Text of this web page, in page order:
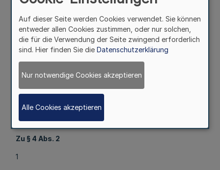
nicht in das Führungszeugnis aufgenommen werden, sind
gleichzustellen. Abweichend davon kann eine
Auszeichnung mit dem Verdienstorden erfolgen, wenn
wegen eines fahrlässigen Vergehens allein auf Geldstrafe
erkannt worden ist.
2.3
Die Ahndung einer Ordnungswidrigkeit steht einer
nicht entgegen.
Zu § 4 Abs. 2
1
Auf dieser Seite werden Cookies verwendet. Sie können
entweder allen Cookies zustimmen, oder nur solchen,
die für die Verwendung der Seite zwingend erforderlich
sind. Hier finden Sie die Datenschutzerklärung
Nur notwendige Cookies akzeptieren
Alle Cookies akzeptieren